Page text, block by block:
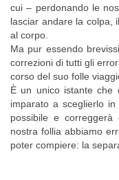
cui – perdonando le
lasciar andare la colpa,
al corpo.
Ma pur essendo
correzioni di tutti gli
corso del suo folle
È un unico istante che
imparato a sceglierlo in
possibile e correggerà
nostra follia abbiamo
poter compiere: la